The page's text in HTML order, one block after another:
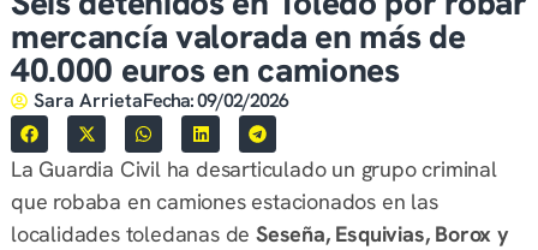
mercancía valorada en más de
40.000 euros en camiones
Sara ArrietaFecha:09/02/2026
La Guardia Civil ha desarticulado un grupo criminal
que robaba en camiones estacionados en las
localidades toledanas de Seseña, Esquivias, Borox y